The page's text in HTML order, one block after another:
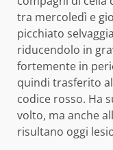
tra mercoledì e
picchiato
riducendolo in
fortemente in
quindi trasferito
codice rosso. Ha
volto, ma anche
risultano oggi